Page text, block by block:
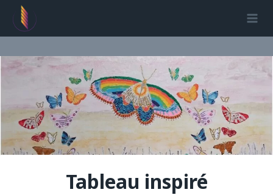
Aller
contenu
Tableau inspiré